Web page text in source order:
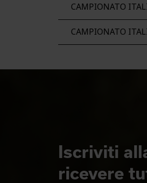
CAMPIONATO
CAMPIONATO
Iscriviti
ricevere